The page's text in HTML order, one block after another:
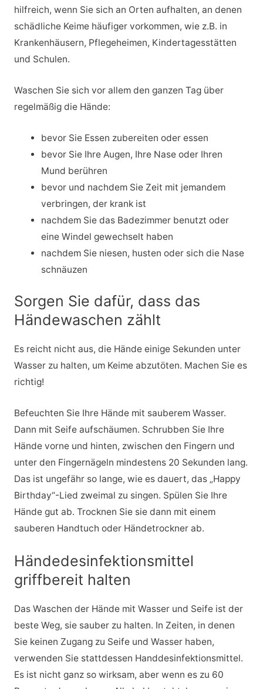
hilfreich, wenn Sie sich an Orten aufhalten, an denen
schädliche Keime häufiger vorkommen, wie z.B. in
Krankenhäusern, Pflegeheimen, Kindertagesstätten
und Schulen.
Waschen Sie sich vor allem den ganzen Tag über
regelmäßig die Hände:
bevor Sie Essen zubereiten oder essen
bevor Sie Ihre Augen, Ihre Nase oder Ihren
Mund berühren
bevor und nachdem Sie Zeit mit jemandem
verbringen, der krank ist
nachdem Sie das Badezimmer benutzt oder
eine Windel gewechselt haben
nachdem Sie niesen, husten oder sich die Nase
schnäuzen
Sorgen Sie dafür, dass das
Händewaschen zählt
Es reicht nicht aus, die Hände einige Sekunden unter
Wasser zu halten, um Keime abzutöten. Machen Sie es
richtig!
Befeuchten Sie Ihre Hände mit sauberem Wasser.
Dann mit Seife aufschäumen. Schrubben Sie Ihre
Hände vorne und hinten, zwischen den Fingern und
unter den Fingernägeln mindestens 20 Sekunden lang.
Das ist ungefähr so lange, wie es dauert, das „Happy
Birthday“-Lied zweimal zu singen. Spülen Sie Ihre
Hände gut ab. Trocknen Sie sie dann mit einem
sauberen Handtuch oder Händetrockner ab.
Händedesinfektionsmittel
griffbereit halten
Das Waschen der Hände mit Wasser und Seife ist der
beste Weg, sie sauber zu halten. In Zeiten, in denen
Sie keinen Zugang zu Seife und Wasser haben,
verwenden Sie stattdessen Handdesinfektionsmittel.
Es ist nicht ganz so wirksam, aber wenn es zu 60